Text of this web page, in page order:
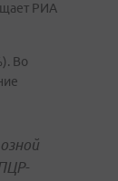
РИА
Во